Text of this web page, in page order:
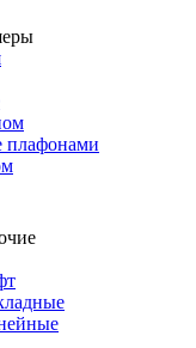
плафонами